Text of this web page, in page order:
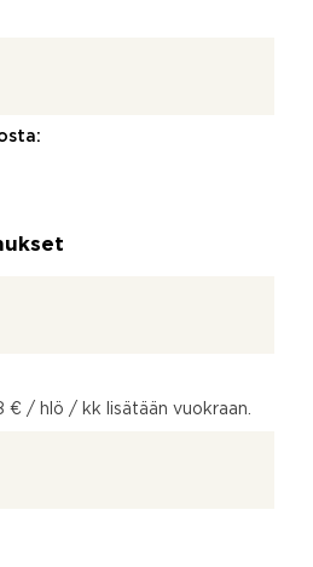
€ / hlö / kk lisätään vuokraan.